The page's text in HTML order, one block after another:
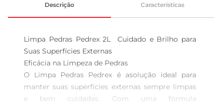
Descrição Características
Limpa Pedras Pedrex 2L  Cuidado e Brilho para
Suas Superfícies Externas
Eficácia na Limpeza de Pedras
O Limpa Pedras Pedrex é asolução ideal para
manter suas superfícies externas sempre limpas
e bem cuidadas. Com uma fórmula